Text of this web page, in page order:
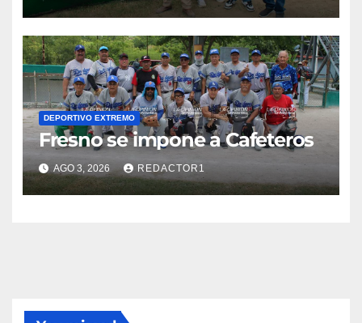
DEPORTIVO EXTREMO
Fresno se impone a Cafeteros
AGO 3, 2026 REDACTOR1